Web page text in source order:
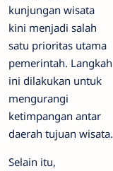
kunjungan wisata
kini menjadi salah
satu prioritas utama
pemerintah. Langkah
ini dilakukan untuk
mengurangi
ketimpangan antar
daerah tujuan wisata.
Selain itu,